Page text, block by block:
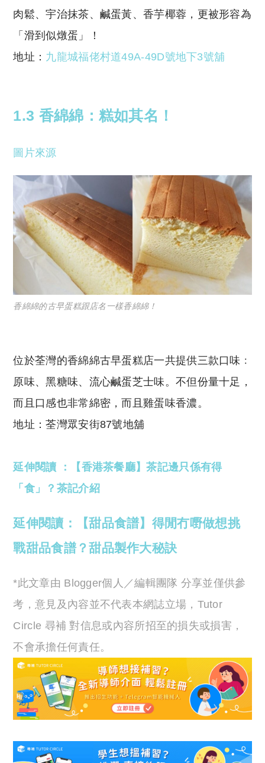
肉鬆、宇治抹茶、鹹蛋黃、香芋椰蓉，更被形容為
「滑到似燉蛋」！
地址： 九龍城福佬村道49A-49D號地下3號舖
1.3 香綿綿：糕如其名！
圖片來源
香綿綿的古早蛋糕跟店名一樣香綿綿！
位於荃灣的香綿綿古早蛋糕店一共提供三款口味﹕
原味、黑糖味、流心鹹蛋芝士味。不但份量十足，
而且口感也非常綿密，而且雞蛋味香濃。
地址：荃灣眾安街87號地舖
延伸閱讀 ：【香港茶餐廳】茶記邊只係有得
「食」？茶記介紹
延伸閱讀：【甜品食譜】得閒冇嘢做想挑
戰甜品食譜？甜品製作大秘訣
*此文章由 Blogger個人／編輯團隊 分享並僅供參
考，意見及內容並不代表本網誌立場，Tutor
Circle 尋補 對信息或內容所招至的損失或損害，
不會承擔任何責任。